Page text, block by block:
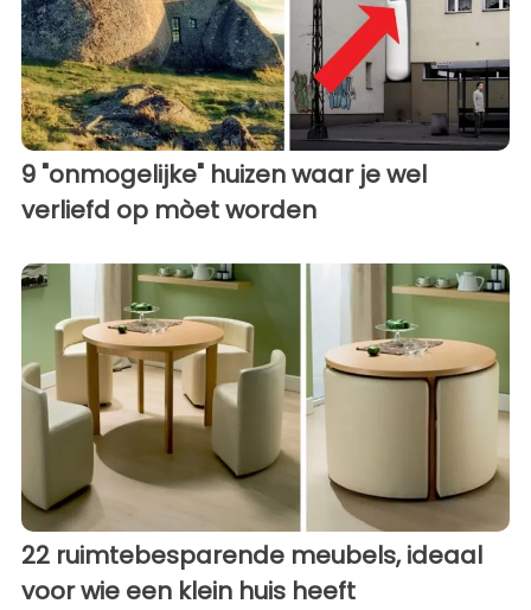
9 "onmogelijke" huizen waar je wel
verliefd op mòet worden
22 ruimtebesparende meubels, ideaal
voor wie een klein huis heeft